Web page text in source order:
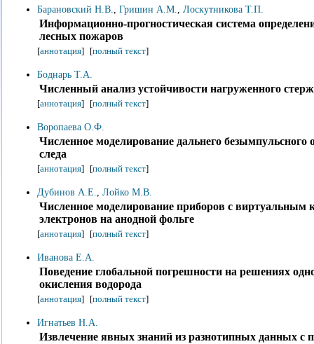
Барановский Н.В., Гришин А.М., Лоскутникова Т.П.
Информационно-прогностическая система
лесных пожаров
[аннотация] [полный текст]
Боднарь Т.А.
Численный анализ устойчивости нагруженного
[аннотация] [полный текст]
Воропаева О.Ф.
Численное моделирование дальнего безымпульсного
следа
[аннотация] [полный текст]
Дубинов А.Е., Лойко М.В.
Численное моделирование приборов с виртуальным
электронов на анодной фольге
[аннотация] [полный текст]
Иванова Е.А.
Поведение глобальной погрешности на решениях
окисления водорода
[аннотация] [полный текст]
Игнатьев Н.А.
Извлечение явных знаний из разнотипных данных с